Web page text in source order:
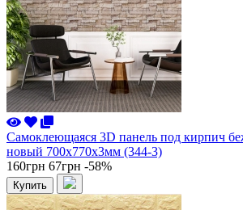
Самоклеющаяся 3D панель под кирпич
новый 700x770x3мм (344-3)
160грн 67грн -58%
Купить